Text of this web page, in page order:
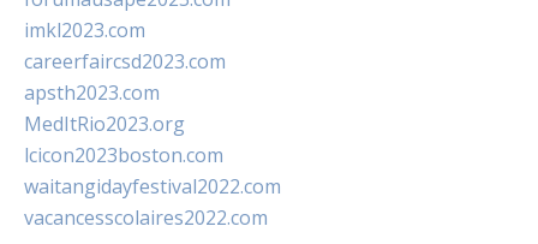
imkl2023.com
careerfaircsd2023.com
apsth2023.com
MedItRio2023.org
lcicon2023boston.com
waitangidayfestival2022.com
vacancesscolaires2022.com